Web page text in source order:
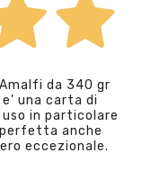
da 340 gr
una carta di
in particolare
anche
eccezionale.